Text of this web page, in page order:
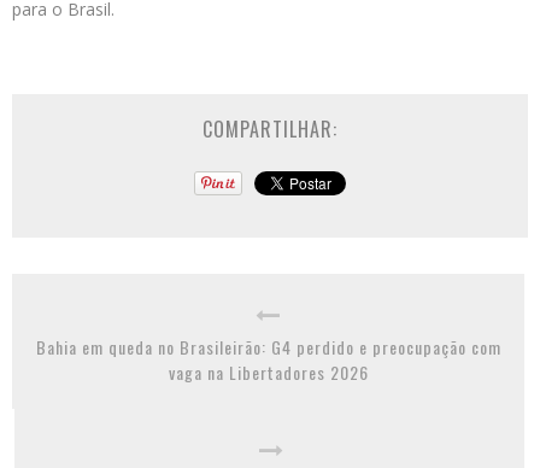
para o Brasil.
COMPARTILHAR:
Bahia em queda no Brasileirão: G4 perdido e preocupação com
vaga na Libertadores 2026